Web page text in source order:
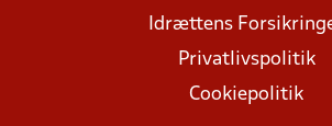
Idrættens
Privatlivspolitik
Cookiepolitik